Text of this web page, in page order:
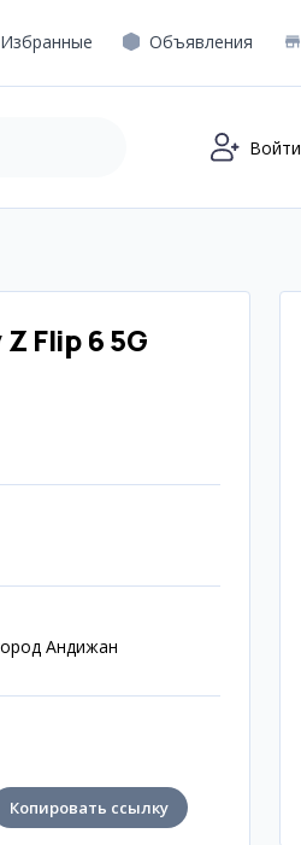
Избранные Объявления
Войти
Flip 6 5G
Андижан
Копировать ссылку